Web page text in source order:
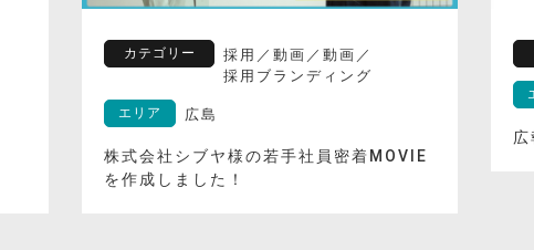
カテゴリー 採用 ／ 動画 ／ 動画 ／
採用ブランディング
エリア 広島
株式会社シブヤ様の若手社員密着MOVIE
を作成しました！